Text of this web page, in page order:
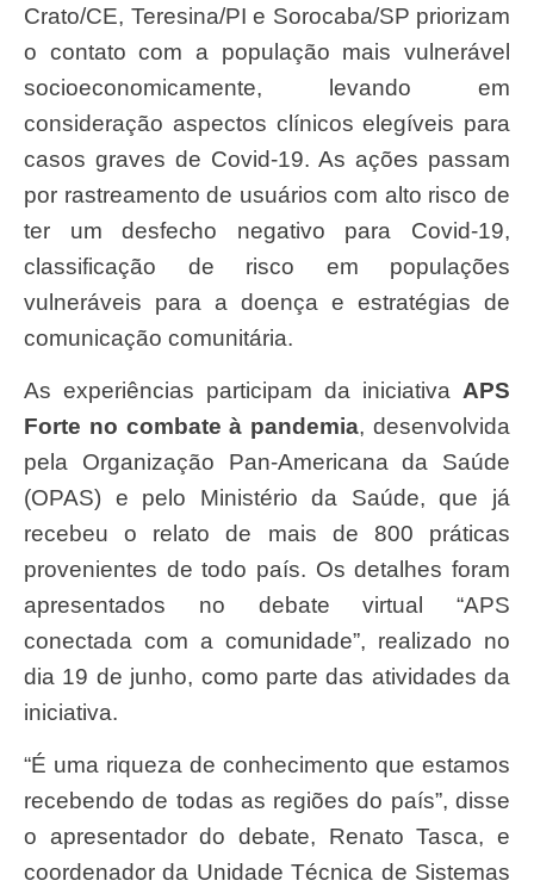
Crato/CE, Teresina/PI e Sorocaba/SP priorizam
o contato com a população mais vulnerável
socioeconomicamente, levando em
consideração aspectos clínicos elegíveis para
casos graves de Covid-19. As ações passam
por rastreamento de usuários com alto risco de
ter um desfecho negativo para Covid-19,
classificação de risco em populações
vulneráveis para a doença e estratégias de
comunicação comunitária.
As experiências participam da iniciativa APS
Forte no combate à pandemia, desenvolvida
pela Organização Pan-Americana da Saúde
(OPAS) e pelo Ministério da Saúde, que já
recebeu o relato de mais de 800 práticas
provenientes de todo país. Os detalhes foram
apresentados no debate virtual “APS
conectada com a comunidade”, realizado no
dia 19 de junho, como parte das atividades da
iniciativa.
“É uma riqueza de conhecimento que estamos
recebendo de todas as regiões do país”, disse
o apresentador do debate, Renato Tasca, e
coordenador da Unidade Técnica de Sistemas